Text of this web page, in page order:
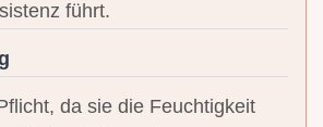
führt.
da sie die Feuchtigkeit